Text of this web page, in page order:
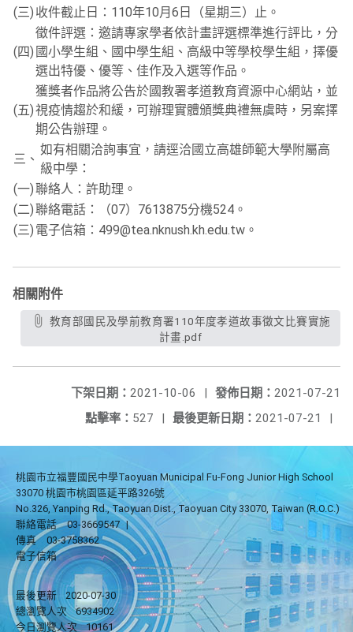
(三) 收件截止日：110年10月6日（星期三）止。
(四)
徵件評選：邀請專家學者依計畫評選標準進行評比，分
國小學生組、國中學生組、高級中等學校學生組，擇優
選出特優、優等、佳作及入選等作品。
(五)
獲獎者作品將公告於國教署孝道教育資源中心網站，並
視疫情趨於和緩，可辦理實體頒獎典禮無虞時，另案擇
期公告辦理。
三、
如有相關洽詢事宜，請逕洽國立高雄師範大學附屬高
級中學：
(一)聯絡人：許助理。
(二)聯絡電話：（07）7613875分機524。
(三) 電子信箱：499@tea.nknush.kh.edu.tw。
相關附件
計畫.pdf
發佈日期： 2021-07-21
下架日期： 2021-10-06
|
最後更新日期： 2021-07-21 |
點擊率： 527 |
桃園市立福豐國民中學Taoyuan Municipal Fu-Fong Junior High School
33070 桃園市桃園區延平路326號
No.326, Yanping Rd., Taoyuan Dist., Taoyuan City 33070, Taiwan (R.O.C.)
聯絡電話
03-3669547 |
傳真
03-3758362
電子信箱
最後更新
2020-07-30
總瀏覽人次
6934902
今日瀏覽人次
10161